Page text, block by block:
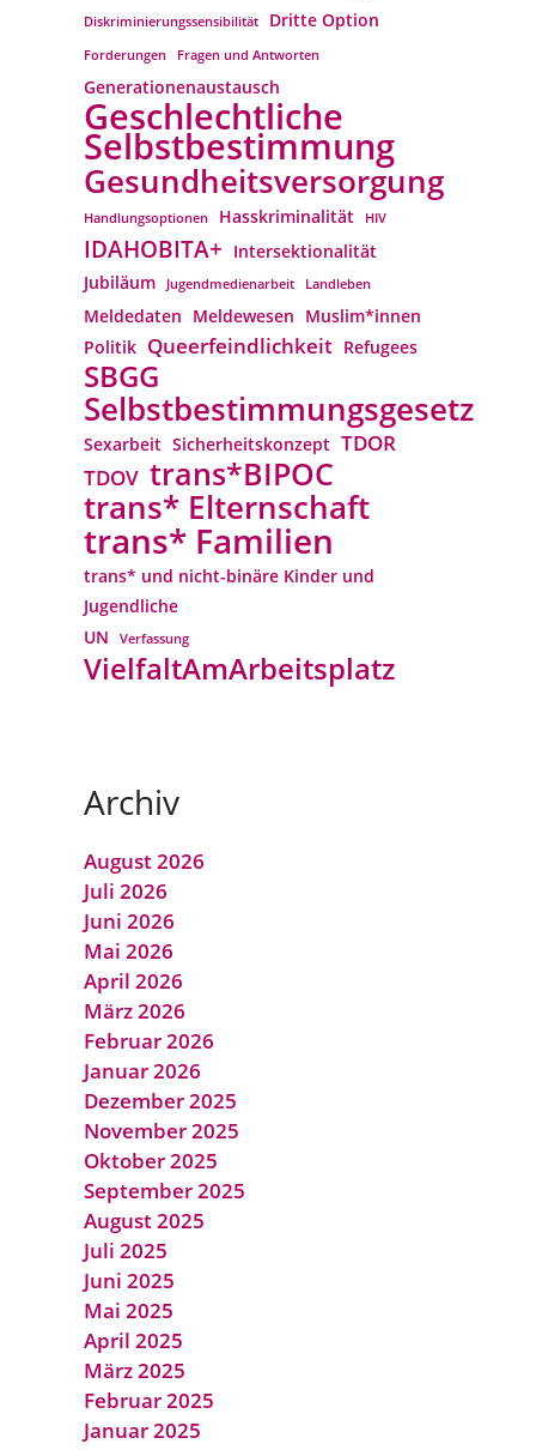
Diskriminierungssensibilität Dritte Option
Forderungen Fragen und Antworten
Generationenaustausch
Geschlechtliche
Selbstbestimmung
Gesundheitsversorgung
Handlungsoptionen Hasskriminalität HIV
IDAHOBITA+ Intersektionalität
Jubiläum
Jugendmedienarbeit Landleben
Meldedaten Meldewesen Muslim*innen
Politik Queerfeindlichkeit Refugees
SBGG
Selbstbestimmungsgesetz
Sexarbeit Sicherheitskonzept TDOR
TDOV trans*BIPOC
trans* Elternschaft
trans* Familien
trans* und nicht-binäre Kinder und
Jugendliche
UN
Verfassung
VielfaltAmArbeitsplatz
Archiv
August 2026
Juli 2026
Juni 2026
Mai 2026
April 2026
März 2026
Februar 2026
Januar 2026
Dezember 2025
November 2025
Oktober 2025
September 2025
August 2025
Juli 2025
Juni 2025
Mai 2025
April 2025
März 2025
Februar 2025
Januar 2025